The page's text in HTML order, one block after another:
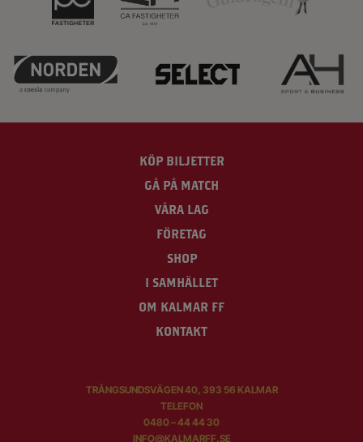
KÖP BILJETTER
GÅ PÅ MATCH
VÅRA LAG
FÖRETAG
SHOP
I SAMHÄLLET
OM KALMAR FF
KONTAKT
TRÅNGSUNDSVÄGEN 40, 393 56 KALMAR
TELEFON
0480 – 44 44 30
INFO@KALMARFF.SE